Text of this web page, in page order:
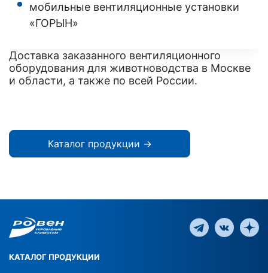
мобильные вентиляционные установки
«ГОРЫН»
Доставка заказанного вентиляционного
оборудования для животноводства в Москве
и области, а также по всей России.
Каталог продукции →
КАТАЛОГ ПРОДУКЦИИ